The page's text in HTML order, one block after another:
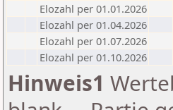
Elozahl per 01.01.2026
Elozahl per 01.04.2026
Elozahl per 01.07.2026
Elozahl per 01.10.2026
Hinweis1